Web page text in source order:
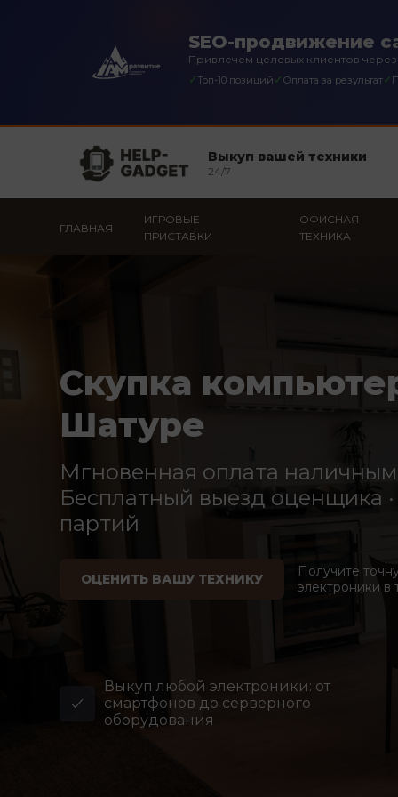
SEO-продвижение
Привлечем целевых клиентов
✓Топ-10 позиций ✓ Оплата за результат✓
Выкуп вашей техники
24/7
ГЛАВНАЯ
ИГРОВЫЕ
ПРИСТАВКИ
ОФИСНАЯ
ТЕХНИКА
Скупка
Шатуре
Мгновенная оплата
Бесплатный выезд оценщика
партий
ОЦЕНИТЬ ВАШУ ТЕХНИКУ
Получите
электроники в
Выкуп любой электроники: от
смартфонов до серверного
оборудования